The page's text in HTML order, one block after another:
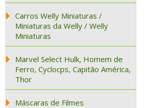
Carros Welly Miniaturas /
Miniaturas da Welly / Welly
Miniaturas
Marvel Select Hulk, Homem de
Ferro, Cyclocps, Capitão América,
Thor
Máscaras de Filmes